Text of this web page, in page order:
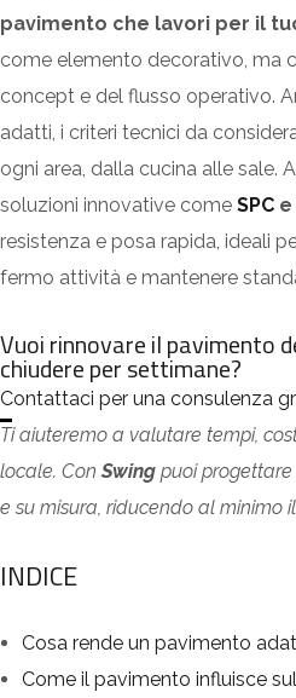
pavimento che lavori per il
come elemento decorativo, ma
concept e del flusso operativo.
adatti, i criteri tecnici da
ogni area, dalla cucina alle sale.
soluzioni innovative come SPC e
resistenza e posa rapida, ideali
fermo attività e mantenere
Vuoi rinnovare il pavimento
chiudere per settimane?
Contattaci per una consulenza
Ti aiuteremo a valutare tempi,
locale. Con Swing puoi
e su misura, riducendo al minimo
INDICE
Cosa rende un pavimento
Come il pavimento influisce